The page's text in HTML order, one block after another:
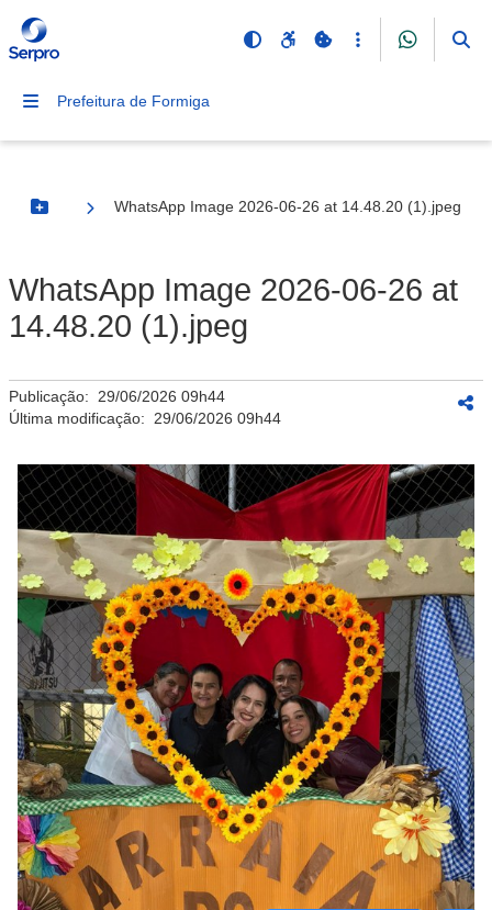
Prefeitura de Formiga
Botão Menu
WhatsApp Image 2026-06-26 at 14.48.20 (1).jpeg
WhatsApp Image 2026-06-26 at
14.48.20 (1).jpeg
Publicação: 29/06/2026 09h44
Última modificação: 29/06/2026 09h44